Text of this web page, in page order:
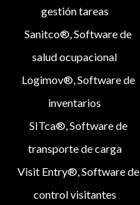
gestión tareas
Sanitco®, Software de
salud ocupacional
Logimov®, Software de
inventarios
SITca®, Software de
transporte de carga
Visit Entry®, Software de
control visitantes